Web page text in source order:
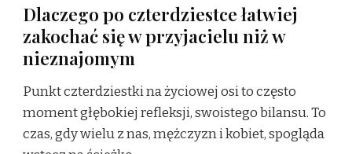
Dlaczego po czterdziestce łatwiej
zakochać się w przyjacielu niż w
nieznajomym
Punkt czterdziestki na życiowej osi to często
moment głębokiej refleksji, swoistego bilansu. To
czas, gdy wielu z nas, mężczyzn i kobiet, spogląda